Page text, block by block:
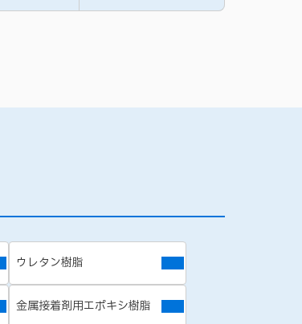
ウレタン樹脂
金属接着剤用エポキシ樹脂